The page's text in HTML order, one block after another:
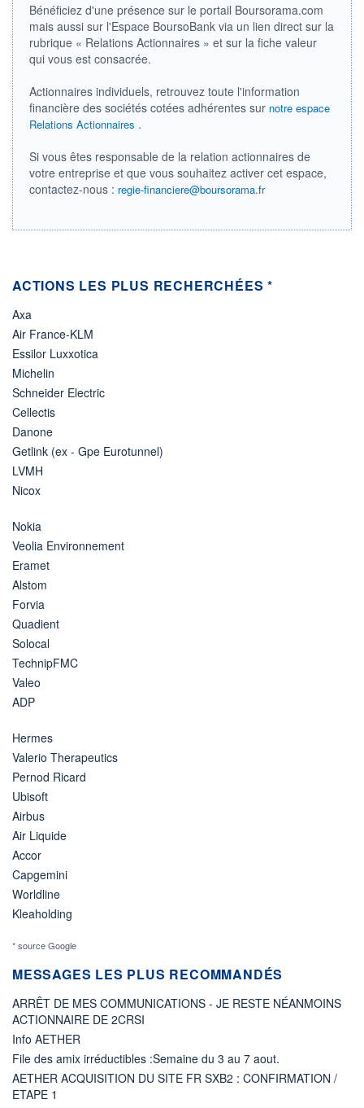
07.08.26 / 15:47:03
ÉLIGIBILITÉ
Non éligible
Boursobank
+ PORTEFEUILLE + LISTE
Bénéficiez d'une présence sur le portail Boursorama.com
mais aussi sur l'Espace BoursoBank via un lien direct sur la
rubrique « Relations Actionnaires » et sur la fiche valeur
qui vous est consacrée.
Actionnaires individuels, retrouvez toute l'information
financière des sociétés cotées adhérentes sur notre espace
Relations Actionnaires .
Si vous êtes responsable de la relation actionnaires de
votre entreprise et que vous souhaitez activer cet espace,
contactez-nous : regie-financiere@boursorama.fr
ACTIONS LES PLUS RECHERCHÉES *
Axa
Air France-KLM
Essilor Luxxotica
Michelin
Schneider Electric
Cellectis
Danone
Getlink (ex - Gpe Eurotunnel)
LVMH
Nicox
Nokia
Veolia Environnement
Eramet
Alstom
Forvia
Quadient
Solocal
TechnipFMC
Valeo
ADP
Hermes
Valerio Therapeutics
Pernod Ricard
Ubisoft
Airbus
Air Liquide
Accor
Capgemini
Worldline
Kleaholding
* source Google
MESSAGES LES PLUS RECOMMANDÉS
ARRÊT DE MES COMMUNICATIONS - JE RESTE NÉANMOINS
ACTIONNAIRE DE 2CRSI
Info AETHER
File des amix irréductibles :Semaine du 3 au 7 aout.
AETHER ACQUISITION DU SITE FR SXB2 : CONFIRMATION /
ETAPE 1